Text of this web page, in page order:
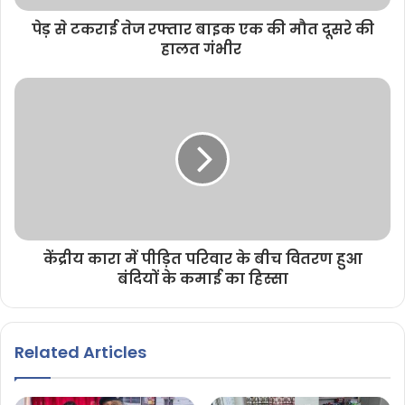
पेड़ से टकराई तेज रफ्तार बाइक एक की मौत दूसरे की
हालत गंभीर
केंद्रीय कारा में पीड़ित परिवार के बीच वितरण हुआ
बंदियों के कमाई का हिस्सा
Related Articles